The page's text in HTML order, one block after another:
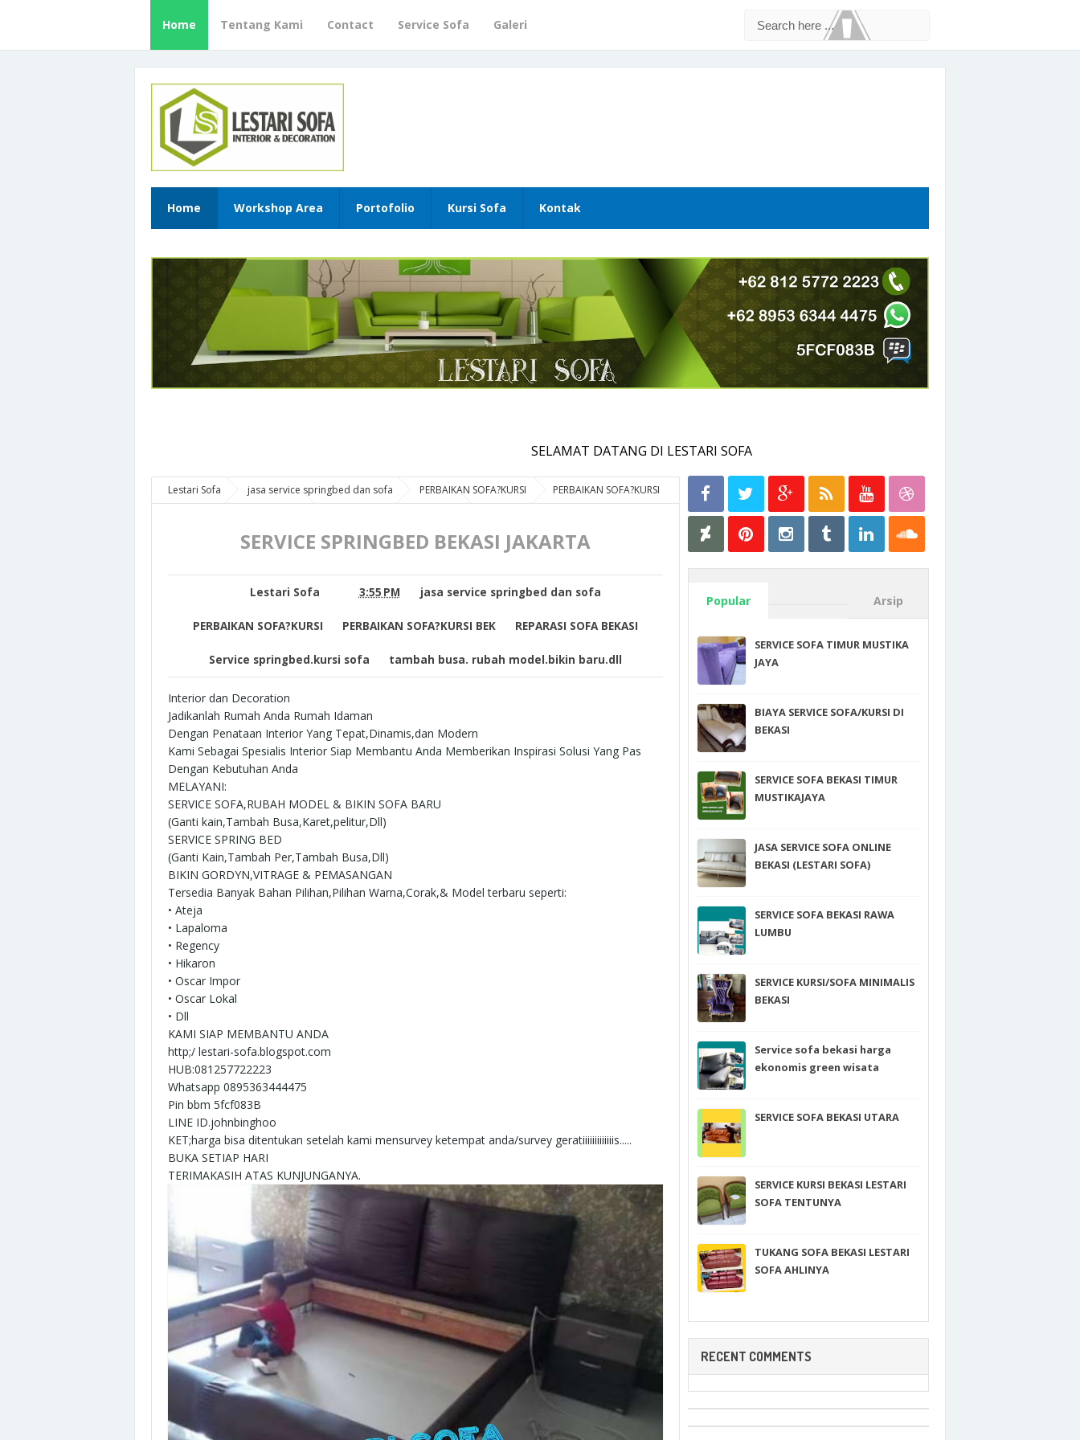
Home Tentang Kami Contact Service Sofa Galeri
Home Workshop Area Portofolio Kursi Sofa Kontak
SELAMAT DATANG DI LESTARI SOFA
Lestari Sofa jasa service springbed dan sofa PERBAIKAN SOFA?KURSI
PERBAIKAN SOFA?KURSI
BEK
REPARASI SOFA BEKASI Service springbed.kursi sofa
tambah busa. rubah model.bikin baru.dll
SERVICE SPRINGBED BEKASI JAKARTA
Lestari Sofa 3:55 PM jasa service springbed dan sofa
PERBAIKAN SOFA?KURSI PERBAIKAN SOFA?KURSI BEK REPARASI SOFA BEKASI
Service springbed.kursi sofa tambah busa. rubah model.bikin baru.dll
Interior dan Decoration
Jadikanlah Rumah Anda Rumah Idaman
Dengan Penataan Interior Yang Tepat,Dinamis,dan Modern
Kami Sebagai Spesialis Interior Siap Membantu Anda Memberikan Inspirasi Solusi Yang Pas
Dengan Kebutuhan Anda
MELAYANI:
SERVICE SOFA,RUBAH MODEL & BIKIN SOFA BARU
(Ganti kain,Tambah Busa,Karet,pelitur,Dll)
SERVICE SPRING BED
(Ganti Kain,Tambah Per,Tambah Busa,Dll)
BIKIN GORDYN,VITRAGE & PEMASANGAN
Tersedia Banyak Bahan Pilihan,Pilihan Warna,Corak,& Model terbaru seperti:
• Ateja
• Lapaloma
• Regency
• Hikaron
• Oscar Impor
• Oscar Lokal
• Dll
KAMI SIAP MEMBANTU ANDA
http;/ lestari-sofa.blogspot.com
HUB:081257722223
Whatsapp 0895363444475
Pin bbm 5fcf083B
LINE ID.johnbinghoo
KET;harga bisa ditentukan setelah kami mensurvey ketempat anda/survey geratiiiiiiiiiiiiis.....
BUKA SETIAP HARI
TERIMAKASIH ATAS KUNJUNGANYA.
Popular Arsip
SERVICE SOFA TIMUR MUSTIKA
JAYA
BIAYA SERVICE SOFA/KURSI DI
BEKASI
SERVICE SOFA BEKASI TIMUR
MUSTIKAJAYA
JASA SERVICE SOFA ONLINE
BEKASI (LESTARI SOFA)
SERVICE SOFA BEKASI RAWA
LUMBU
SERVICE KURSI/SOFA MINIMALIS
BEKASI
Service sofa bekasi harga
ekonomis green wisata
SERVICE SOFA BEKASI UTARA
SERVICE KURSI BEKASI LESTARI
SOFA TENTUNYA
TUKANG SOFA BEKASI LESTARI
SOFA AHLINYA
RECENT COMMENTS